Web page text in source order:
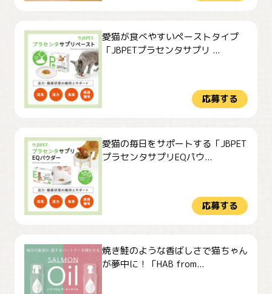
愛猫が食べやすいペーストタイプ
「JBPETプラセンタサプリ ...
応募する
愛猫の毎日をサポートする「JBPET
プラセンタサプリEQパウ...
応募する
焼き鮭のような香ばしさで猫ちゃん
が夢中に！「HAB from...